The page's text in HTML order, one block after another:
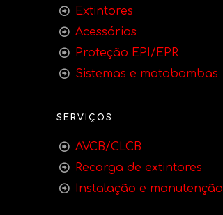
Extintores
Acessórios
Proteção EPI/EPR
Sistemas e motobombas
SERVIÇOS
AVCB/CLCB
Recarga de extintores
Instalação e manutenção